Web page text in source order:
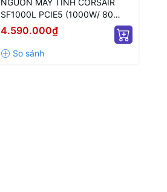
NGUỒN MÁY TÍNH CORSAIR
SF1000L PCIE5 (1000W/ 80
PLUS GOLD/ ATX 3.1/ SFX/ FULL
4.590.000₫